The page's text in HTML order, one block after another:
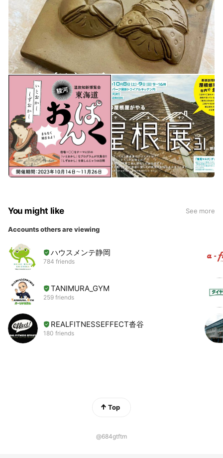
むしろ未経験者こそ優遇！！！
新築瓦施工工事・屋根修繕工事等、瓦に関する工事を主にしま
す。
また、リフォーム工事・太陽光発電機の設置工事など、お客様
のニーズに対応した工事もしています。
瓦施工職人
雇用形態
正社員
日 給
9,00～14,000円(能力昇給あり)
勤務形態
8:00～17:30(休憩120分)
月平均20時間以内残業あり
★雨天不定休★天候により就労日の変更あり
★休日出勤は原則平日に代休を取る
★ゴールデンウィーク三日間・夏季休暇二日間・年末年始休暇
五日間
・未経験者優遇
・国家資格習得可能
・普通免許取得者優遇
・経験者歓迎
・18歳以上(解体作業/労基法)
・40歳未満(長期勤続によるキャリア形成のため)
・学歴不問
You might like See more
Accounts others are viewing
ハウスメンテ静岡
784 friends
TANIMURA_GYM
259 friends
REALFITNESSEFFECT沓谷
180 friends
Top
@684gtftm